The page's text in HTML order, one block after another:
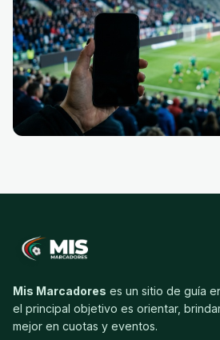
Mis Marcadores es un sitio de guía
el principal objetivo es orientar,
mejor en cuotas y eventos.